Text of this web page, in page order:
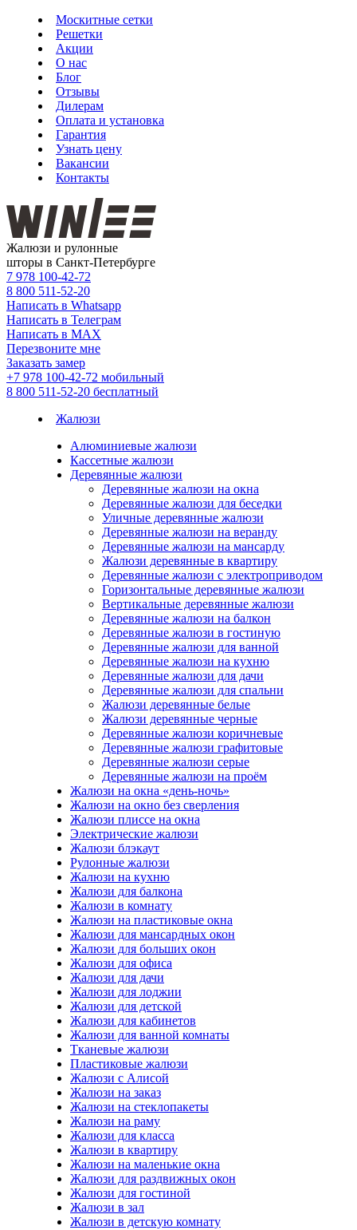
Москитные сетки
Решетки
Акции
О нас
Блог
Отзывы
Дилерам
Оплата и установка
Гарантия
Узнать цену
Вакансии
Контакты
Жалюзи и рулонные
шторы в Санкт-Петербурге
7 978 100-42-72
8 800 511-52-20
Написать в Whatsapp
Написать в Телеграм
Написать в MAX
Перезвоните мне
Заказать замер
+7 978 100-42-72 мобильный
8 800 511-52-20 бесплатный
Жалюзи
Алюминиевые жалюзи
Кассетные жалюзи
Деревянные жалюзи
Деревянные жалюзи на окна
Деревянные жалюзи для беседки
Уличные деревянные жалюзи
Деревянные жалюзи на веранду
Деревянные жалюзи на мансарду
Жалюзи деревянные в квартиру
Деревянные жалюзи с электроприводом
Горизонтальные деревянные жалюзи
Вертикальные деревянные жалюзи
Деревянные жалюзи на балкон
Деревянные жалюзи в гостиную
Деревянные жалюзи для ванной
Деревянные жалюзи на кухню
Деревянные жалюзи для дачи
Деревянные жалюзи для спальни
Жалюзи деревянные белые
Жалюзи деревянные черные
Деревянные жалюзи коричневые
Деревянные жалюзи графитовые
Деревянные жалюзи серые
Деревянные жалюзи на проём
Жалюзи на окна «день-ночь»
Жалюзи на окно без сверления
Жалюзи плиссе на окна
Электрические жалюзи
Жалюзи блэкаут
Рулонные жалюзи
Жалюзи на кухню
Жалюзи для балкона
Жалюзи в комнату
Жалюзи на пластиковые окна
Жалюзи для мансардных окон
Жалюзи для больших окон
Жалюзи для офиса
Жалюзи для дачи
Жалюзи для лоджии
Жалюзи для детской
Жалюзи для кабинетов
Жалюзи для ванной комнаты
Тканевые жалюзи
Пластиковые жалюзи
Жалюзи с Алисой
Жалюзи на заказ
Жалюзи на стеклопакеты
Жалюзи на раму
Жалюзи для класса
Жалюзи в квартиру
Жалюзи на маленькие окна
Жалюзи для раздвижных окон
Жалюзи для гостиной
Жалюзи в зал
Жалюзи в детскую комнату